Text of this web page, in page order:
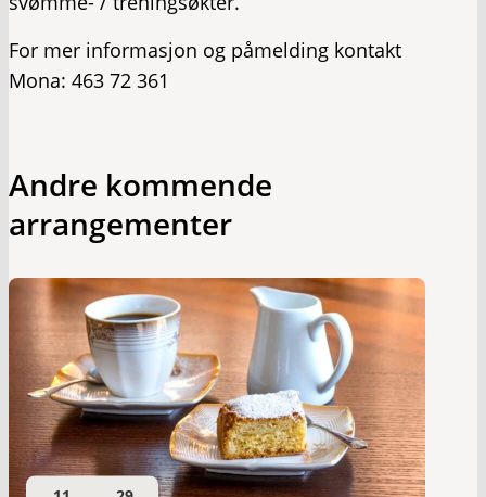
For mer informasjon og påmelding kontakt
Mona: 463 72 361
Andre kommende
arrangementer